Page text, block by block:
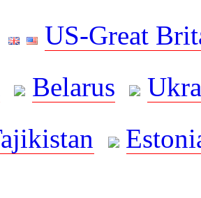
US-Great
Belarus